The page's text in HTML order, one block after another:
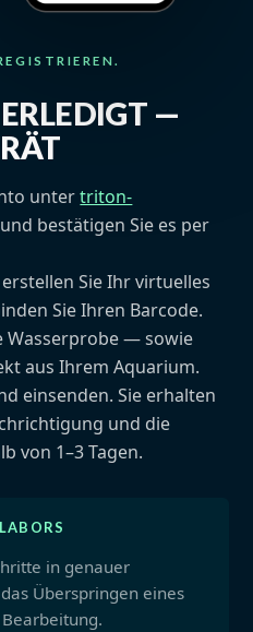
ERLEDIGT —
untertriton-
und bestätigen Sie es per
Sie Ihr virtuelles
Sie Ihren Barcode.
Wasserprobe — sowie
aus Ihrem Aquarium.
einsenden. Sie erhalten
und die
von 1–3 Tagen.
in genauer
Überspringen eines